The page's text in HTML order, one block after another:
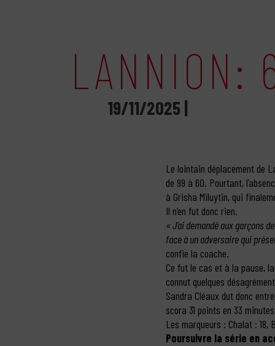
LANNION:
19/11/2025 |
Le lointain déplacement de
de 99 à 60. Pourtant,
à Grisha Miluytin, qui
Il n’en fut donc rien.
« J’ai demandé aux garçons
face à un adversaire qui
confie la coache.
Ce fut le cas et à la pause,
connut quelques
Sandra Cléaux dut donc
scora 31 points en 33
Les marqueurs : Chalat : 18,
Poursuivre la série en